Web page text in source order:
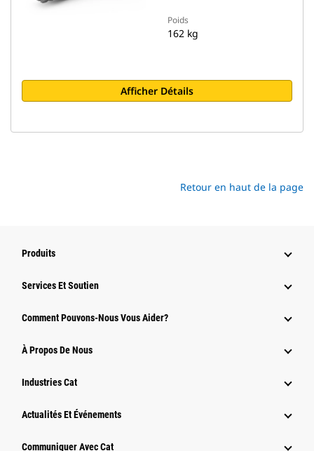
Poids
162 kg
Afficher Détails
Retour en haut de la page
Produits
Services Et Soutien
Comment Pouvons-Nous Vous Aider?
À Propos De Nous
Industries Cat
Actualités Et Événements
Communiquer Avec Cat